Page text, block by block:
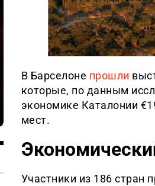
В Барселоне прошли
которые, по данным
экономике Каталонии
мест.
Участники из 186 стран